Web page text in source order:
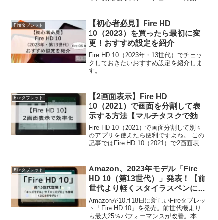
聴する方法を解説します。
Fireタブレット
【初心者必見】Fire HD
10（2023）を買ったら最初に変
更！おすすめ設定を紹介
Fire HD 10（2023年・13世代）でチェッ
クしておきたいおすすめ設定を紹介しま
す。
Fireタブレット
【2画面表示】Fire HD
10（2021）で画面を分割して表
示する方法【マルチタスクで効率
化】
Fire HD 10（2021）で画面分割して別々
のアプリを使えたら便利ですよね。 この
記事ではFire HD 10（2021）で2画面表示
用したい人は必見です。
Fireタブレット
Amazon、2023年モデル「Fire
HD 10（第13世代）」発表！【前
世代より軽くスタイラスペンにも
対応】│リリース情報
Amazonが10月18日に新しいFireタブレッ
ト「Fire HD 10」を発売。前世代機より
も最大25％パフォーマンスが改善。本体